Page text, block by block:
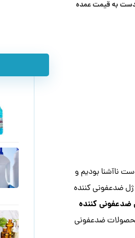
به قیمت عمده
ناآشنا بودیم و
ژل ضدعفونی کننده
کننده
ضدعفونی